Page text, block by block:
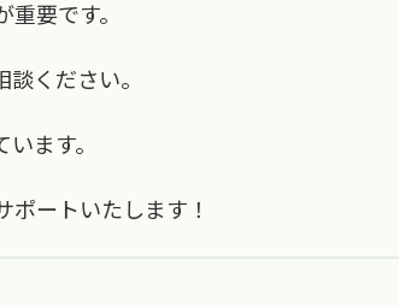
要です。
ください。
ます。
ートいたします！